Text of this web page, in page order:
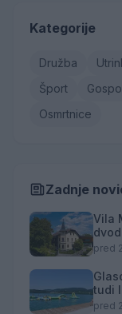
Kategorije
Družba
Šport
Osmrtnice
Zadnje
Vila
pred
tudi
pred